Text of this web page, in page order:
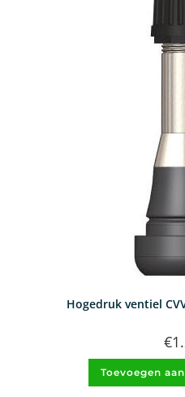
Hogedruk ventiel
€
Toevoegen